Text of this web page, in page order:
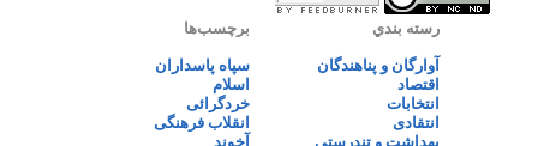
رسته بندي
آوارگان و پناهندگان
اقتصاد
انتخابات
انتقادی
بهداشت و تندرستی
برچسب‌ها
سپاه پاسداران
اسلام
خردگرائی
انقلاب فرهنگی
آخوند